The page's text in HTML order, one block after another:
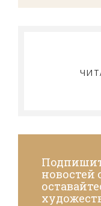
новостей